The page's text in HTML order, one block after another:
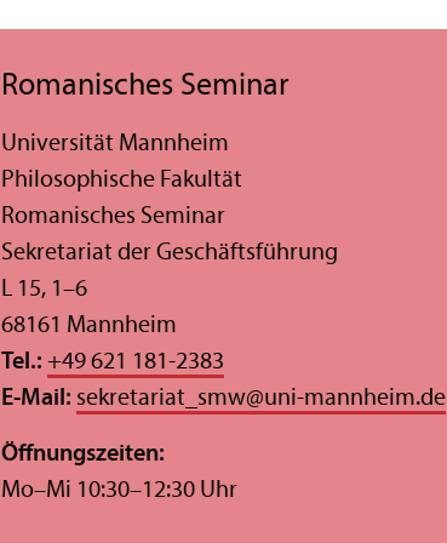
Romanisches Seminar
Universität Mannheim
Philosophische Fakultät
Romanisches Seminar
Sekretariat der Geschäfts­führung
L 15, 1–6
68161 Mannheim
Tel.: +49 621 181-2383
E-Mail: sekretariat_smw@uni-mannheim.de
Öffnungs­zeiten:
Mo–Mi 10:30–12:30 Uhr